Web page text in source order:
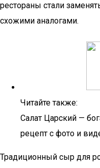
рестораны стали
схожими аналогами.
Читайте также:
Салат Царский —
рецепт с фото и
Традиционный сыр для